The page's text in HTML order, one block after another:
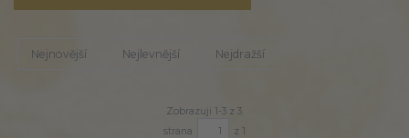
Nejnovější Nejlevnější Nejdražší
Zobrazuji 1-3 z 3
strana
z 1